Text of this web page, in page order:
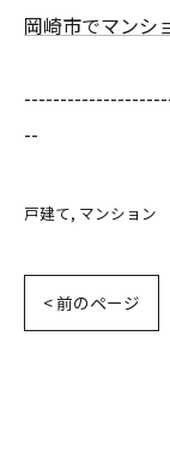
岡崎市でマンシ
--
戸建て マンション
< 前のページ